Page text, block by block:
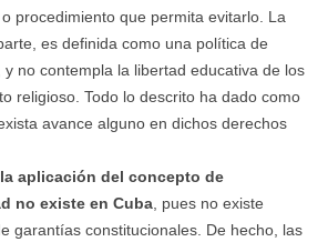
procedimiento que permita evitarlo. La
es definida como una política de
y no contempla la libertad educativa de los
religioso. Todo lo descrito ha dado como
avance alguno en dichos derechos
aplicación del concepto de
no existe en Cuba , pues no existe
garantías constitucionales. De hecho, las